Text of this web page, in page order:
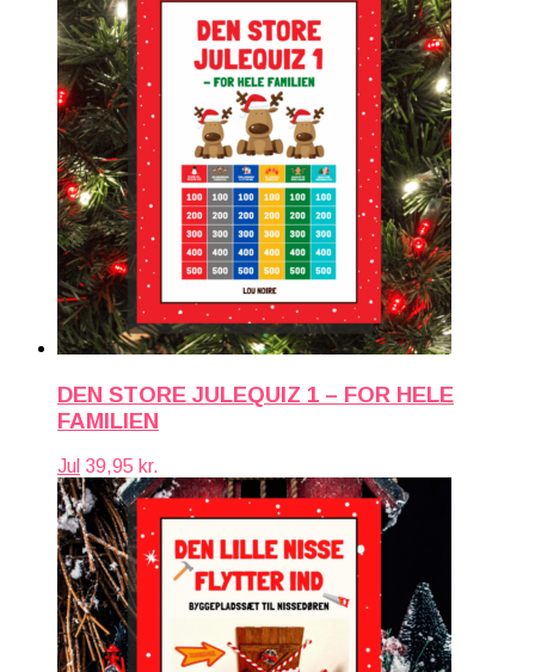
DEN STORE JULEQUIZ 1 – FOR HELE
FAMILIEN
Jul 39,95 kr.